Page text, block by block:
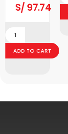
S/ 97.74
ADD TO CART